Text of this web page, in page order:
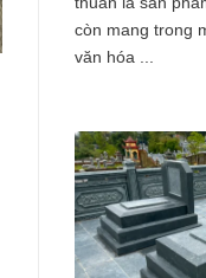
còn mang trong
văn hóa ...